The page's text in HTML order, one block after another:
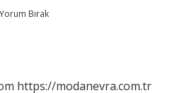
Yorum Bırak
https://modanevra.com.tr